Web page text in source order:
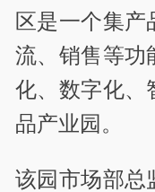
区是一个集产
流、销售等功
化、数字化、
品产业园。
该园市场部总